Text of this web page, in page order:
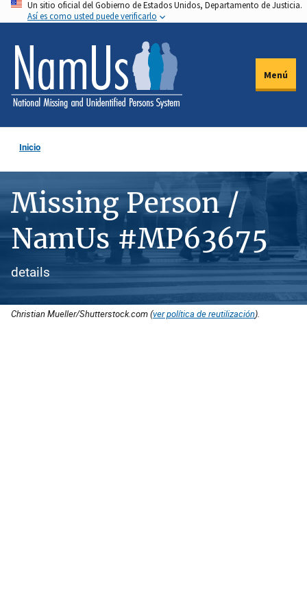
Pasar
al
contenido
principal
Un sitio oficial del Gobierno de Estados Unidos, Departamento de Justicia.
Así es como usted puede verificarlo
Menú
Inicio
Missing Person /
NamUs #MP63675
details
Christian Mueller/Shutterstock.com (ver política de reutilización).